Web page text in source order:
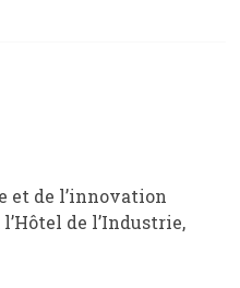
et de l’innovation
de l’Industrie,